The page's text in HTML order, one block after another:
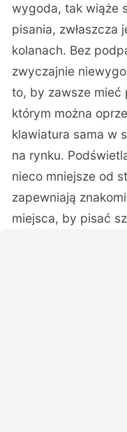
wygoda, tak wiąże
pisania, zwłaszcza
kolanach. Bez
zwyczajnie
to, by zawsze mieć
którym można
klawiatura sama w
na rynku.
nieco mniejsze od
zapewniają
miejsca, by pisać